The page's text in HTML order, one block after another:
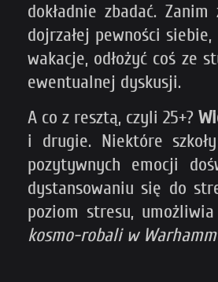
dokładnie zbadać.
dojrzałej pewności
wakacje, odłożyć coś ze
ewentualnej dyskusji.
A co z resztą, czyli 25+?
i drugie. Niektóre
pozytywnych emocji
dystansowaniu się do
poziom stresu,
kosmo-robali w